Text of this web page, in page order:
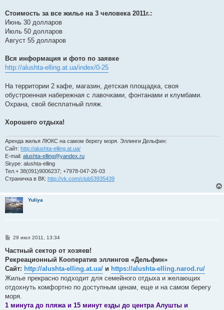
Стоимость за все жилье на 3 человека 2011г.:
Июнь 30 долларов
Июль 50 долларов
Август 55 долларов
Вся информация и фото по заявке
http://alushta-elling.at.ua/index/0-25
На территории 2 кафе, магазин, детская площадка, своя
обустроенная набережная с лавочками, фонтанами и клумбами.
Охрана, свой бесплатный пляж.
Хорошего отдыха!
Аренда жилья ЛЮКС на самом берегу моря. Эллинги Дельфин:
Сайт: http://alushta-elling.at.ua/
E-mail: alushta-elling@yandex.ru
Skype: alushta-elling
Тел.+ 38(091)9006237; +7978-047-26-03
Страничка в ВК: http://vk.com/club53935439
Yuliya
С
о
щ
е
и
е
29 июл 2011, 13:34
Частный сектор от хозяев!
Рекреационный Кооператив эллингов «Дельфин»
Сайт: http://alushta-elling.at.ua/ и https://alushta-elling.narod.ru/
Жилье прекрасно подходит для семейного отдыха и желающих
отдохнуть комфортно по доступным ценам, еще и на самом берегу
моря.
1 минута до пляжа и 15 минут езды до центра Алушты и